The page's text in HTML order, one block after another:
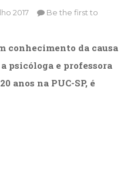
2017
Be the first to
conhecimento da causa
psicóloga e professora
anos na PUC-SP, é